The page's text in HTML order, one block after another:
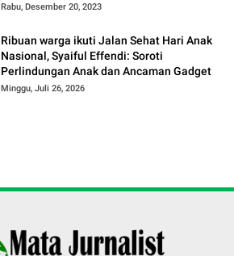
Rabu, Desember 20, 2023
Ribuan warga ikuti Jalan Sehat Hari Anak
Nasional, Syaiful Effendi: Soroti
Perlindungan Anak dan Ancaman Gadget
Minggu, Juli 26, 2026